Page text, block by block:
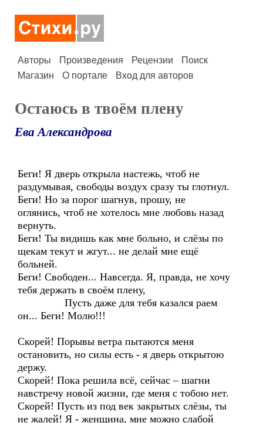
Авторы Произведения Рецензии
Поиск
Магазин
О портале Вход для авторов
Остаюсь в твоём плену
Ева Александрова
Беги! Я дверь открыла настежь, чтоб не
раздумывая, свободы воздух сразу ты глотнул.
Беги! Но за порог шагнув, прошу, не
оглянись, чтоб не хотелось мне любовь назад
вернуть.
Беги! Ты видишь как мне больно, и слёзы по
щекам текут и жгут... не делай мне ещё
больней.
Беги! Свободен... Навсегда. Я, правда, не хочу
тебя держать в своём плену,
Пусть даже для тебя казался раем
он... Беги! Молю!!!
Скорей! Порывы ветра пытаются меня
остановить, но силы есть - я дверь открытою
держу.
Скорей! Пока решила всё, сейчас – шагни
навстречу новой жизни, где меня с тобою нет.
Скорей! Пусть из под век закрытых слёзы, ты
не жалей! Я - женщина, мне можно слабой